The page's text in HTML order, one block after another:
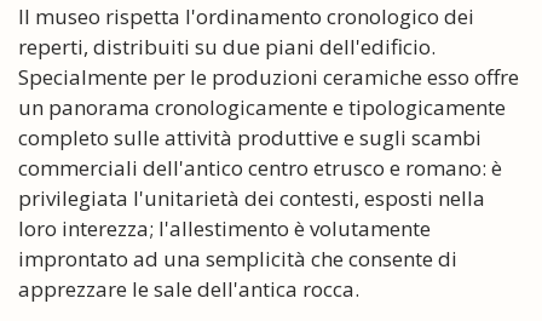
Il museo rispetta l'ordinamento cronologico dei
reperti, distribuiti su due piani dell'edificio.
Specialmente per le produzioni ceramiche esso offre
un panorama cronologicamente e tipologicamente
completo sulle attività produttive e sugli scambi
commerciali dell'antico centro etrusco e romano: è
privilegiata l'unitarietà dei contesti, esposti nella
loro interezza; l'allestimento è volutamente
improntato ad una semplicità che consente di
apprezzare le sale dell'antica rocca.